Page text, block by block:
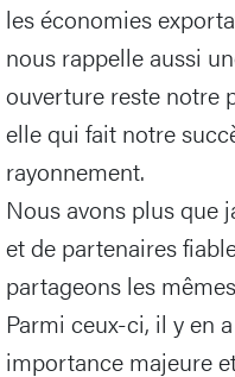
les économies
nous rappelle aussi
ouverture reste notre
elle qui fait notre
rayonnement.
Nous avons plus que
et de partenaires
partageons les
Parmi ceux-ci, il y en
importance majeure